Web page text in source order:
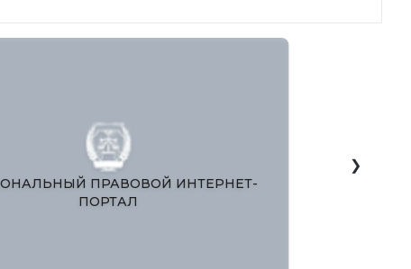
ЗАКОНОДАТЕЛЬНАЯ ПАЛАТА ОЛИЙ
МАЖЛИСА РЕСПУБЛИКИ УЗБЕКИСТАН
❯